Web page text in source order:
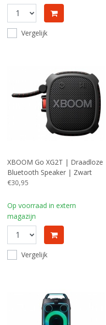
Vergelijk
XBOOM Go XG2T | Draadloze
Bluetooth Speaker | Zwart
€30,95
Op voorraad in extern
magazijn
Vergelijk